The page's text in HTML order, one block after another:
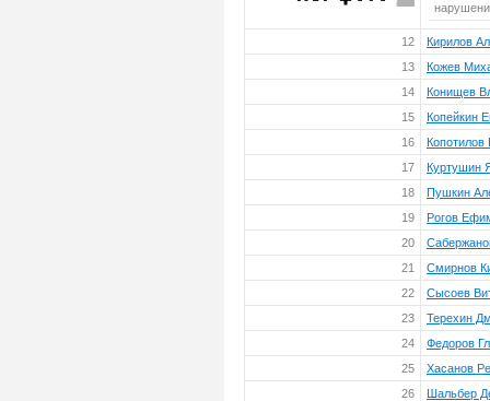
12
Кирилов
13
Кожев
14
Конищев
15
Копейкин
16
17
Куртушин
18
Пушкин
19
Рогов
20
21
Смирнов
22
Сысоев
23
Терехин
24
Федоров
25
Хасанов
26
Шальбер